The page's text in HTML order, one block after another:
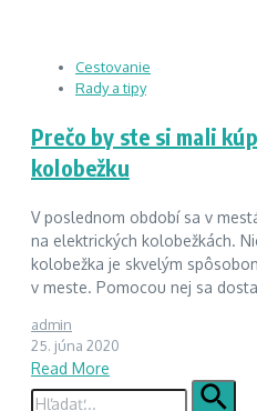
Cestovanie
Rady a tipy
Prečo by ste si mali
kolobežku
V poslednom období sa v
na elektrických kolobežkách.
kolobežka je skvelým
v meste. Pomocou nej sa
admin
25. júna 2020
Read More
Hľadať: